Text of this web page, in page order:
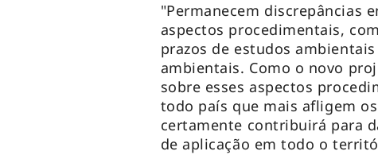
"Permanecem discrepâncias
aspectos procedimentais,
prazos de estudos
ambientais. Como o novo
sobre esses aspectos
todo país que mais afligem
certamente contribuirá para
de aplicação em todo o